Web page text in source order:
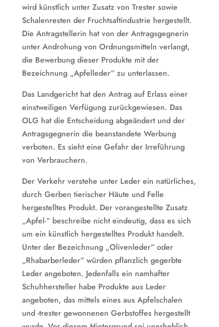
wird künstlich unter Zusatz von Trester sowie
Schalenresten der Fruchtsaftindustrie hergestellt.
Die Antragstellerin hat von der Antragsgegnerin
unter Androhung von Ordnungsmitteln verlangt,
die Bewerbung dieser Produkte mit der
Bezeichnung „Apfelleder“ zu unterlassen.
Das Landgericht hat den Antrag auf Erlass einer
einstweiligen Verfügung zurückgewiesen. Das
OLG hat die Entscheidung abgeändert und der
Antragsgegnerin die beanstandete Werbung
verboten. Es sieht eine Gefahr der Irreführung
von Verbrauchern.
Der Verkehr verstehe unter Leder ein natürliches,
durch Gerben tierischer Häute und Felle
hergestelltes Produkt. Der vorangestellte Zusatz
„Apfel-“ beschreibe nicht eindeutig, dass es sich
um ein künstlich hergestelltes Produkt handelt.
Unter der Bezeichnung „Olivenleder“ oder
„Rhabarberleder“ würden pflanzlich gegerbte
Leder angeboten. Jedenfalls ein namhafter
Schuhhersteller habe Produkte aus Leder
angeboten, das mittels eines aus Apfelschalen
und -trester gewonnenen Gerbstoffes hergestellt